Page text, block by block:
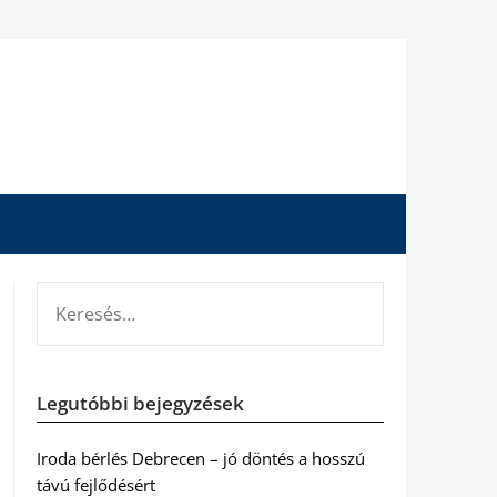
Legutóbbi bejegyzések
Iroda bérlés Debrecen – jó döntés a hosszú
távú fejlődésért